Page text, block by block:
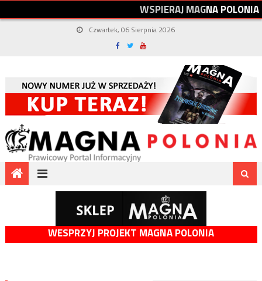
WSPIERAJMAGNAPOLONIA
Czwartek, 06 Sierpnia 2026
WESPRZYJ PROJEKT MAGNA POLONIA